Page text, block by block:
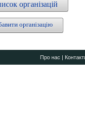
організацій
організацію
Про нас |